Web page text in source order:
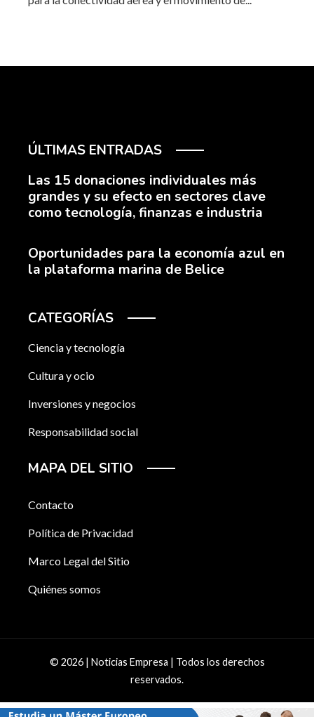
ÚLTIMAS ENTRADAS
Las 15 donaciones individuales más
grandes y su efecto en sectores clave
como tecnología, finanzas e industria
Oportunidades para la economía azul en
la plataforma marina de Belice
CATEGORÍAS
Ciencia y tecnología
Cultura y ocio
Inversiones y negocios
Responsabilidad social
MAPA DEL SITIO
Contacto
Política de Privacidad
Marco Legal del Sitio
Quiénes somos
© 2026 | Noticias Empresa | Todos los derechos
reservados.